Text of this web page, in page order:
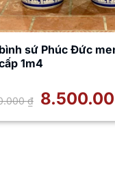
sứ Phúc Đức
1m4
₫
Giá
gốc
9.500.000 ₫.